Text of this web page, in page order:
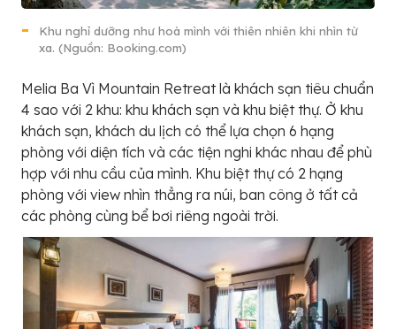
Khu nghỉ dưỡng như hoà mình với thiên nhiên khi nhìn từ
xa. (Nguồn: Booking.com)
Melia Ba Vì Mountain Retreat là khách sạn tiêu chuẩn
4 sao với 2 khu: khu khách sạn và khu biệt thự. Ở khu
khách sạn, khách du lịch có thể lựa chọn 6 hạng
phòng với diện tích và các tiện nghi khác nhau để phù
hợp với nhu cầu của mình. Khu biệt thự có 2 hạng
phòng với view nhìn thẳng ra núi, ban công ở tất cả
các phòng cùng bể bơi riêng ngoài trời.